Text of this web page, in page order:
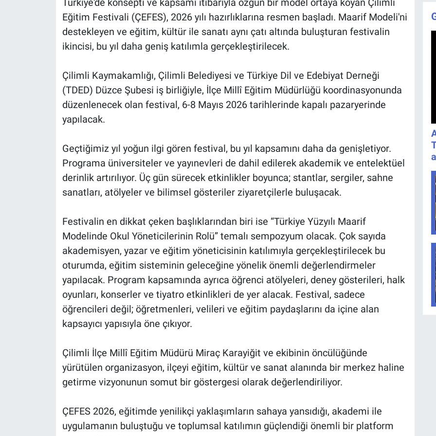
Türkiye'de konsepti ve kapsamı itibarıyla özgün bir model ortaya koyan Çilimli
Eğitim Festivali (ÇEFES), 2026 yılı hazırlıklarına resmen başladı. Maarif Modeli'ni
destekleyen ve eğitim, kültür ile sanatı aynı çatı altında buluşturan festivalin
ikincisi, bu yıl daha geniş katılımla gerçekleştirilecek.
Çilimli Kaymakamlığı, Çilimli Belediyesi ve Türkiye Dil ve Edebiyat Derneği
(TDED) Düzce Şubesi iş birliğiyle, İlçe Millî Eğitim Müdürlüğü koordinasyonunda
düzenlenecek olan festival, 6-8 Mayıs 2026 tarihlerinde kapalı pazaryerinde
yapılacak.
Geçtiğimiz yıl yoğun ilgi gören festival, bu yıl kapsamını daha da genişletiyor.
Programa üniversiteler ve yayınevleri de dahil edilerek akademik ve entelektüel
derinlik artırılıyor. Üç gün sürecek etkinlikler boyunca; stantlar, sergiler, sahne
sanatları, atölyeler ve bilimsel gösteriler ziyaretçilerle buluşacak.
Festivalin en dikkat çeken başlıklarından biri ise “Türkiye Yüzyılı Maarif
Modelinde Okul Yöneticilerinin Rolü” temalı sempozyum olacak. Çok sayıda
akademisyen, yazar ve eğitim yöneticisinin katılımıyla gerçekleştirilecek bu
oturumda, eğitim sisteminin geleceğine yönelik önemli değerlendirmeler
yapılacak. Program kapsamında ayrıca öğrenci atölyeleri, deney gösterileri, halk
oyunları, konserler ve tiyatro etkinlikleri de yer alacak. Festival, sadece
öğrencileri değil; öğretmenleri, velileri ve eğitim paydaşlarını da içine alan
kapsayıcı yapısıyla öne çıkıyor.
Çilimli İlçe Millî Eğitim Müdürü Miraç Karayiğit ve ekibinin öncülüğünde
yürütülen organizasyon, ilçeyi eğitim, kültür ve sanat alanında bir merkez haline
getirme vizyonunun somut bir göstergesi olarak değerlendiriliyor.
ÇEFES 2026, eğitimde yenilikçi yaklaşımların sahaya yansıdığı, akademi ile
uygulamanın buluştuğu ve toplumsal katılımın güçlendiği önemli bir platform